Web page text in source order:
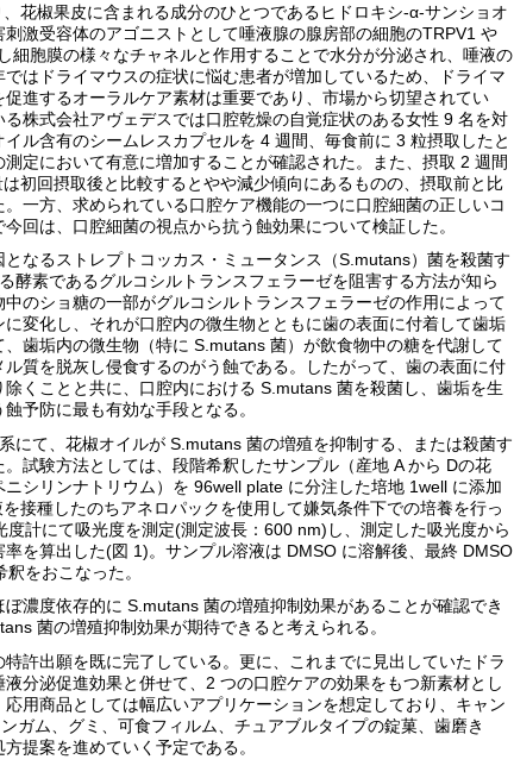
花椒果皮に含まれる成分のひとつであるヒドロキシ-α-サンショオ
激受容体のアゴニストとして唾液腺の腺房部の細胞のTRPV1 や
細胞膜の様々なチャネルと作用することで水分が分泌され、唾液の
はドライマウスの症状に悩む患者が増加しているため、ドライマ
進するオーラルケア素材は重要であり、市場から切望されてい
株式会社アヴェデスでは口腔乾燥の自覚症状のある女性 9 名を対
ル含有のシームレスカプセルを 4 週間、毎食前に 3 粒摂取したと
定において有意に増加することが確認された。また、摂取 2 週間
初回摂取後と比較するとやや減少傾向にあるものの、摂取前と比
一方、求められている口腔ケア機能の一つに口腔細菌の正しいコ
回は、口腔細菌の視点から抗う蝕効果について検証した。
なるストレプトコッカス・ミュータンス（S.mutans）菌を殺菌す
酵素であるグルコシルトランスフェラーゼを阻害する方法が知ら
のショ糖の一部がグルコシルトランスフェラーゼの作用によって
変化し、それが口腔内の微生物とともに歯の表面に付着して歯垢
、歯垢内の微生物（特に S.mutans 菌）が飲食物中の糖を代謝して
質を脱灰し侵食するのがう蝕である。したがって、歯の表面に付
くことと共に、口腔内における S.mutans 菌を殺菌し、歯垢を生
予防に最も有効な手段となる。
にて、花椒オイルが S.mutans 菌の増殖を抑制する、または殺菌す
試験方法としては、段階希釈したサンプル（産地 A から Dの花
シリンナトリウム）を 96well plate に分注した培地 1well に添加
接種したのちアネロパックを使用して嫌気条件下での培養を行っ
計にて吸光度を測定(測定波長：600 nm)し、測定した吸光度から
を算出した(図 1)。サンプル溶液は DMSO に溶解後、最終 DMSO
をおこなった。
濃度依存的に S.mutans 菌の増殖抑制効果があることが確認でき
菌の増殖抑制効果が期待できると考えられる。
許出願を既に完了している。更に、これまでに見出していたドラ
分泌促進効果と併せて、2 つの口腔ケアの効果をもつ新素材とし
用商品としては幅広いアプリケーションを想定しており、キャン
ガム、グミ、可食フィルム、チュアブルタイプの錠菓、歯磨き
提案を進めていく予定である。